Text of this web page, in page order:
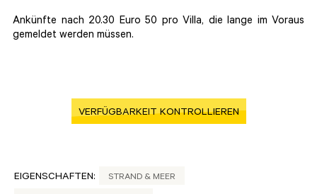
Ankünfte nach 20.30 Euro 50 pro Villa, die lange im Voraus
gemeldet werden müssen.
VERFÜGBARKEIT KONTROLLIEREN
EIGENSCHAFTEN: STRAND & MEER